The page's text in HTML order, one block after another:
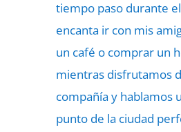
tiempo paso durante
encanta ir con mis
un café o comprar un
mientras disfrutamos
compañía y hablamos
punto de la ciudad